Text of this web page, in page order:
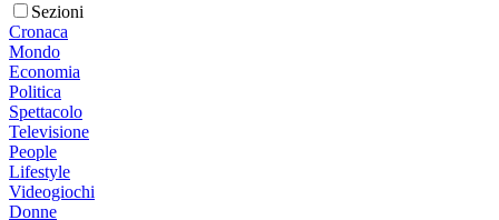
Sezioni
Cronaca
Mondo
Economia
Politica
Spettacolo
Televisione
People
Lifestyle
Videogiochi
Donne